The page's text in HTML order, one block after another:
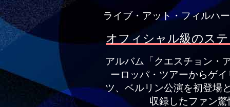
ライブ・アット・フィルハ
オフィシャル級のス
アルバム「クエスチョン・
ーロッパ・ツアーからゲ
ツ、ベルリン公演を初登場
収録したファン